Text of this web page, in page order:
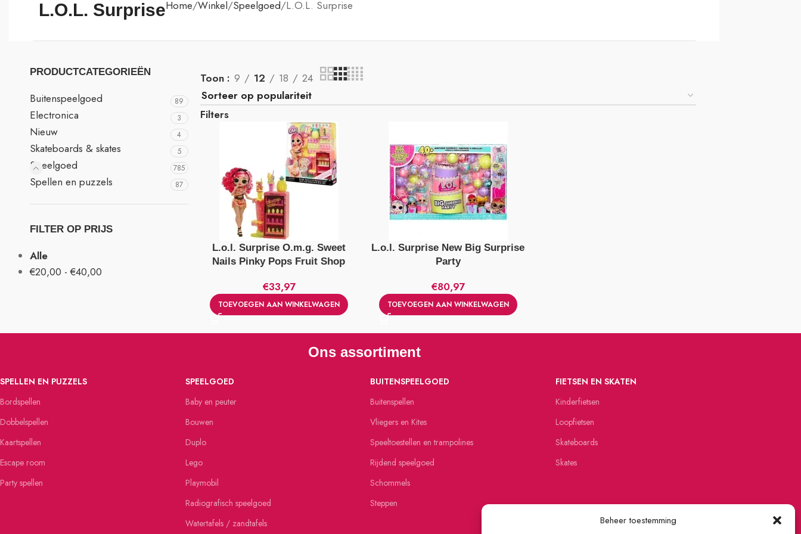
Beheer toestemming
L.O.L. SurpriseHome Winkel Speelgoed L.O.L. Surprise
PRODUCTCATEGORIEËN
Buitenspeelgoed 89
Electronica 3
Nieuw 4
Skateboards & skates 5
Speelgoed 785
Spellen en puzzels 87
FILTER OP PRIJS
Alle
€20,00 -€40,00
Toon 9 12 18 24
Filters
L.o.l. Surprise O.m.g. Sweet
Nails Pinky Pops Fruit Shop
€33,97
TOEVOEGEN AAN WINKELWAGEN
L.o.l. Surprise New Big Surprise
Party
€80,97
TOEVOEGEN AAN WINKELWAGEN
Ons assortiment
SPELLEN EN PUZZELS
Bordspellen
Dobbelspellen
Kaartspellen
Escape room
Party spellen
SPEELGOED
Baby en peuter
Bouwen
Duplo
Lego
Playmobil
Radiografisch speelgoed
Watertafels / zandtafels
BUITENSPEELGOED
Buitenspellen
Vliegers en Kites
Speeltoestellen en trampolines
Rijdend speelgoed
Schommels
Steppen
FIETSEN EN SKATEN
Kinderfietsen
Loopfietsen
Skateboards
Skates